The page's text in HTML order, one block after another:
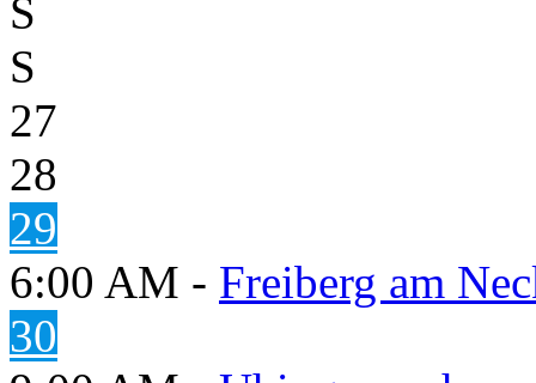
S
S
27
28
29
6:00 AM - Freiberg am
30